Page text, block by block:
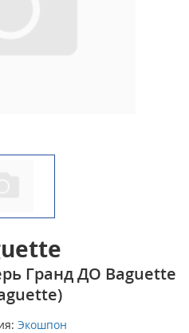
Гранд ДО Baguette
Экошпон